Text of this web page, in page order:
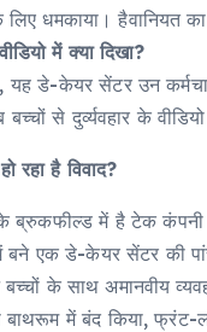
धमकाया। हैवानियत का
में क्या दिखा?
यह डे-केयर सेंटर उन
से दुर्व्यवहार के
रहा है विवाद?
ब्रुकफील्ड में है टेक कंपनी
बने एक डे-केयर सेंटर की
के साथ अमानवीय
बाथरूम में बंद किया, फ्रंट-